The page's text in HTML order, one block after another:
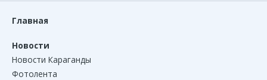
Главная
Новости
Новости Караганды
Фотолента